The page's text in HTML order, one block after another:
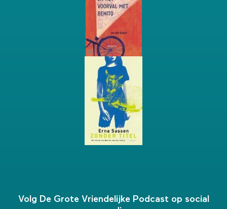
Volg De Grote Vriendelijke Podcast op social